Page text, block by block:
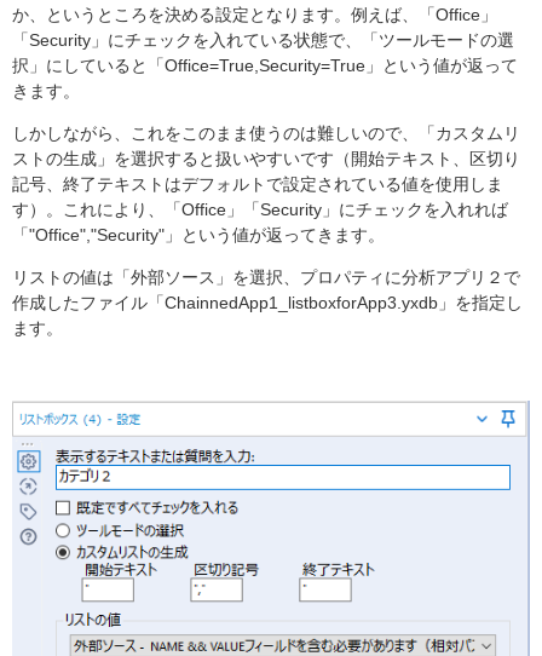
か、というところを決める設定となります。例えば、「Office」
「Security」にチェックを入れている状態で、「ツールモードの選
択」にしていると「Office=True,Security=True」という値が返って
きます。
しかしながら、これをこのまま使うのは難しいので、「カスタムリ
ストの生成」を選択すると扱いやすいです（開始テキスト、区切り
記号、終了テキストはデフォルトで設定されている値を使用しま
す）。これにより、「Office」「Security」にチェックを入れれば
「"Office","Security"」という値が返ってきます。
リストの値は「外部ソース」を選択、プロパティに分析アプリ２で
作成したファイル「ChainnedApp1_listboxforApp3.yxdb」を指定し
ます。